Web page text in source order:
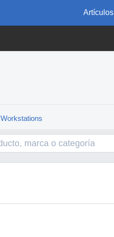
Artículos
Workstations